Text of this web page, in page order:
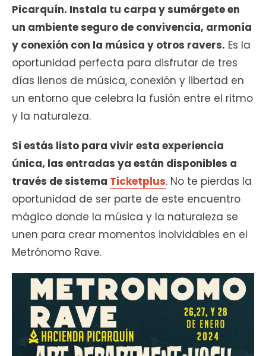
Picarquín. Instala tu carpa y sumérgete en
un ambiente seguro de convivencia, armonía
y conexión con la música y otros ravers. Es la
oportunidad perfecta para disfrutar de tres
días llenos de música, conexión y libertad en
un entorno que celebra la fusión entre el ritmo
y la naturaleza.
Si estás listo para vivir esta experiencia
única, las entradas ya están disponibles a
través de sistema Ticketplus. No te pierdas la
oportunidad de ser parte de este encuentro
mágico donde la música y la naturaleza se
unen para crear momentos inolvidables en el
Metrónomo Rave.